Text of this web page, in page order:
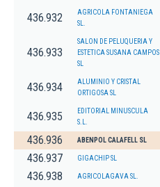
436.932
AGRICOLA FONTANIEGA
SL.
436.933
SALON DE PELUQUERIA Y
ESTETICA SUSANA CAMPOS
SL
436.934
ALUMINIO Y CRISTAL
ORTIGOSA SL
436.935
EDITORIAL MINUSCULA
S.L.
436.936 ABENPOL CALAFELL SL
436.937 GIGACHIP SL
436.938 AGRICOLAGAVA SL.